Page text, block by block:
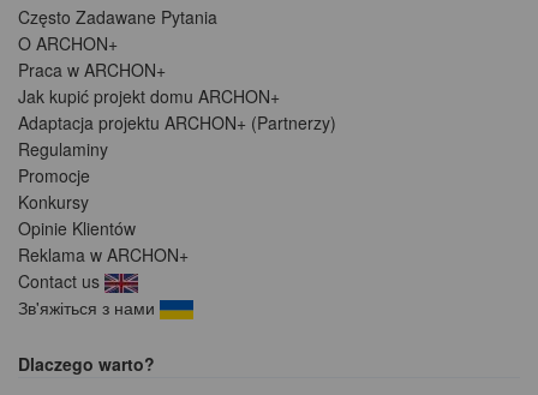
Często Zadawane Pytania
O ARCHON+
Praca w ARCHON+
Jak kupić projekt domu ARCHON+
Adaptacja projektu ARCHON+ (Partnerzy)
Regulaminy
Promocje
Konkursy
Opinie Klientów
Reklama w ARCHON+
Contact us
Зв'яжіться з нами
Dlaczego warto?